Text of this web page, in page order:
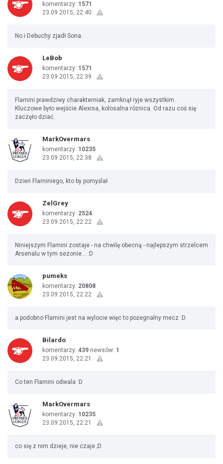
komentarzy: 1571
23.09.2015, 22:40
No i Debuchy zjadł Sona.
LeBob
komentarzy: 1571
23.09.2015, 22:39
Flamini prawdziwy charakterniak, zamknął ryje wszystkim.
Kluczowe było wejście Alexisa, kolosalna różnica. Od razu coś się
zaczęło dziać.
MarkOvermars
komentarzy: 10235
23.09.2015, 22:38
Dzień Flaminiego, kto by pomyślał
ZelGrey
komentarzy: 2524
23.09.2015, 22:22
Niniejszym Flamini zostaje - na chwilę obecną - najlepszym strzelcem
Arsenalu w tym sezonie... :D
pumeks
komentarzy: 20808
23.09.2015, 22:22
a podobno Flamini jest na wylocie więc to pożegnalny mecz :D
Bilardo
komentarzy: 439 newsów: 1
23.09.2015, 22:21
Co ten Flamini odwala :D
MarkOvermars
komentarzy: 10235
23.09.2015, 22:21
co się z nim dzieje, nie czaje ;D